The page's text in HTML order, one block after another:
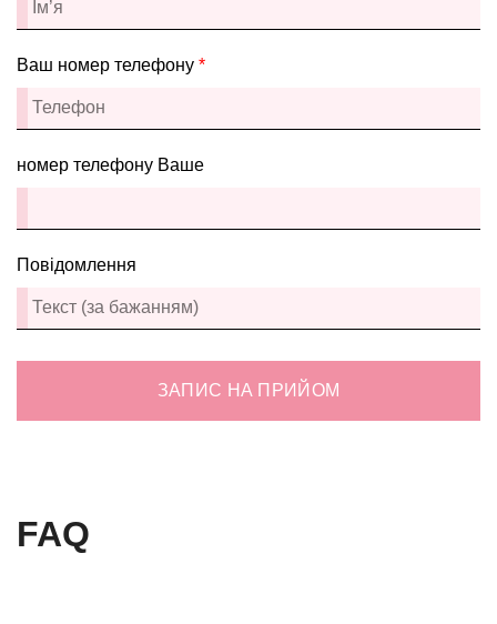
Ваш номер телефону *
номер телефону Ваше
Повідомлення
ЗАПИС НА ПРИЙОМ
FAQ